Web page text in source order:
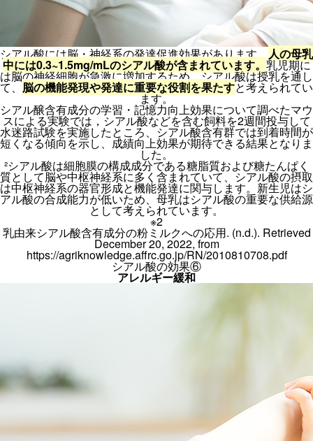
シアル酸には脳・神経系の発達促進効果があります。 人の母乳
中には0.3~1.5mg/mLのシアル酸が含まれています。 乳児期に
は脳の神経細胞が急激に増加するため、シアル酸は授乳を通し
て、脳の機能発現や発達に重要な役割を果たすと考えられてい
ます。
シアル醸含有成分の学習・記憶力向上効果について調べたマウ
スによる実験では，シアル酸などを含む飼料を2週間投与して
水迷路試験を実施したところ、シアル酸含有群では到着時間が
短くなる傾向を示し、成績向上効果が期待できる結果となりま
した。
²シアル酸は細胞膜の構成成分である糖脂質および糖たんぱく
質として脳や中枢神経系に多く含まれていて、シアル酸の摂取
は中枢神経系の器官形成と機能発達に関与します。新生児はシ
アル酸の合成能力が低いため、母乳はシアル酸の重要な供給源
として考えられています。
※2
乳由来シアル酸含有成分の粉ミルクへの応用. (n.d.). Retrieved
December 20, 2022, from
https://agriknowledge.affrc.go.jp/RN/2010810708.pdf
シアル酸の効果⑥
アレルギー緩和